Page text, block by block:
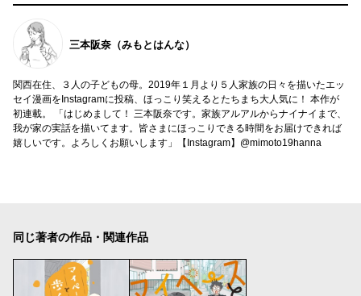
三本阪奈（みもとはんな）
関西在住、３人の子どもの母。2019年１月より５人家族の日々を描いたエッ
セイ漫画をInstagramに投稿、ほっこり笑えるとたちまち大人気に！ 本作が
初連載。 「はじめまして！ 三本阪奈です。家族アルアルからナイナイまで、
我が家の実話を描いてます。皆さまにほっこりできる時間をお届けできれば
嬉しいです。よろしくお願いします」【Instagram】@mimoto19hanna
同じ著者の作品・関連作品